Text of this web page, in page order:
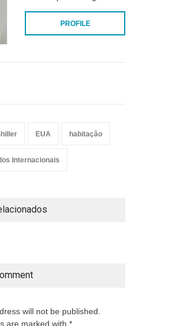
PROFILE
EUA habitação
Internacionais
will not be published.
are marked with *